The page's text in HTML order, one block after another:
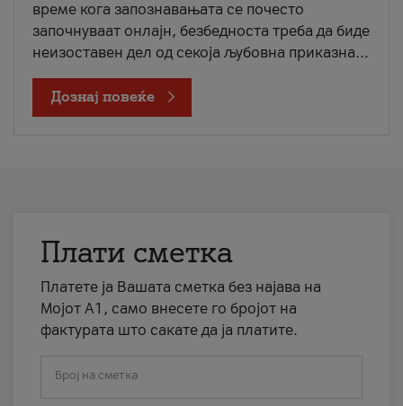
време кога запознавањата се почесто
започнуваат онлајн, безбедноста треба да биде
неизоставен дел од секоја љубовна приказна...
Дознај повеќе
Плати сметка
Платете ја Вашата сметка без најава на
Мојот А1, само внесете го бројот на
фактурата што сакате да ја платите.
Број на сметка